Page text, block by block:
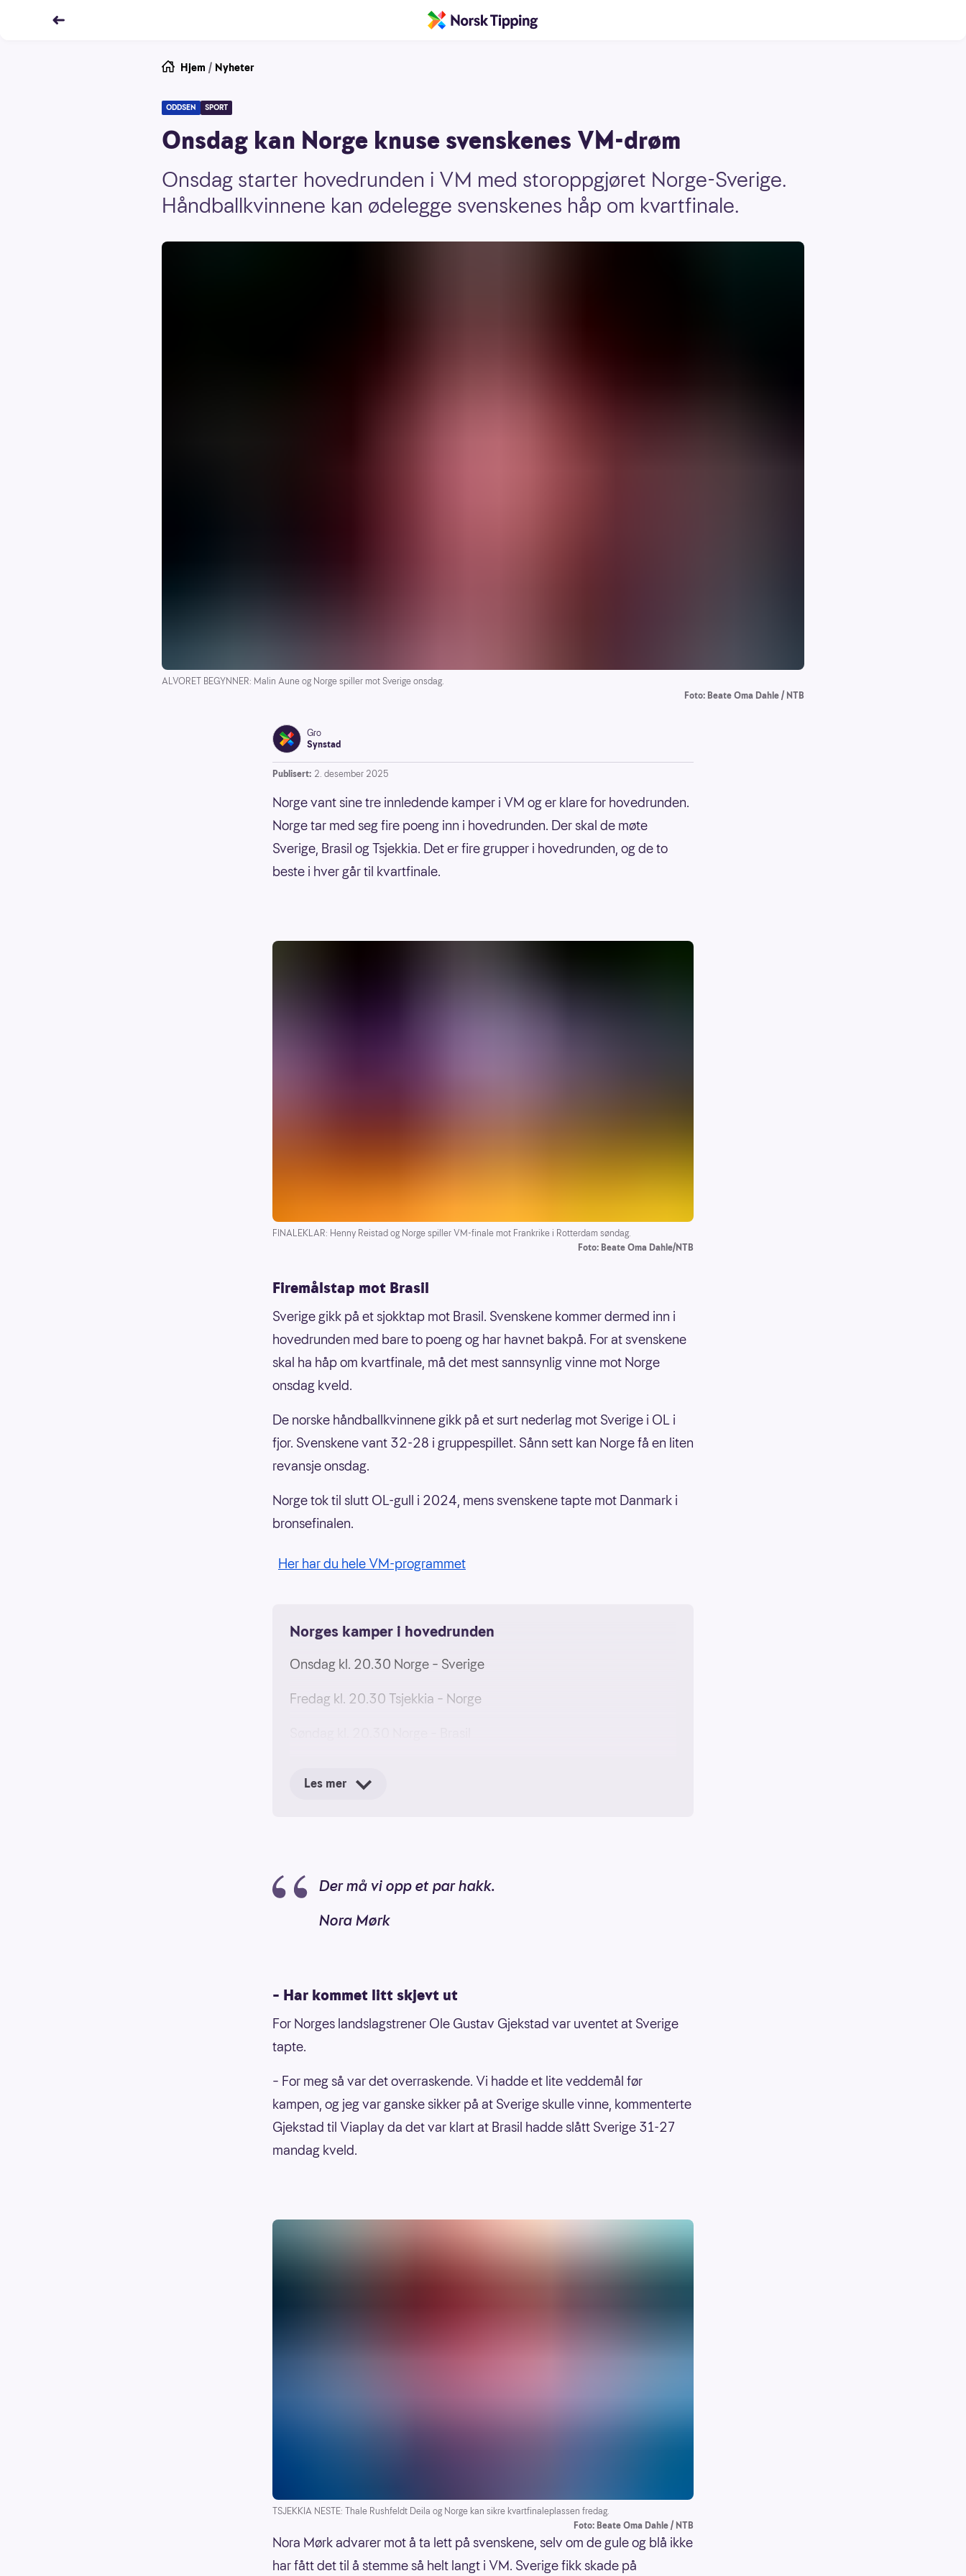
Hjem / Nyheter
ODDSEN SPORT
Onsdag kan Norge knuse svenskenes VM-drøm
Onsdag starter hovedrunden i VM med storoppgjøret Norge-Sverige.
Håndballkvinnene kan ødelegge svenskenes håp om kvartfinale.
ALVORET BEGYNNER: Malin Aune og Norge spiller mot Sverige onsdag.
Foto: Beate Oma Dahle / NTB
Gro
Synstad
Publisert: 2. desember 2025
Norge vant sine tre innledende kamper i VM og er klare for hovedrunden.
Norge tar med seg fire poeng inn i hovedrunden. Der skal de møte
Sverige, Brasil og Tsjekkia. Det er fire grupper i hovedrunden, og de to
beste i hver går til kvartfinale.
FINALEKLAR: Henny Reistad og Norge spiller VM-finale mot Frankrike i Rotterdam søndag.
Foto: Beate Oma Dahle/NTB
Firemålstap mot Brasil
Sverige gikk på et sjokktap mot Brasil. Svenskene kommer dermed inn i
hovedrunden med bare to poeng og har havnet bakpå. For at svenskene
skal ha håp om kvartfinale, må det mest sannsynlig vinne mot Norge
onsdag kveld.
De norske håndballkvinnene gikk på et surt nederlag mot Sverige i OL i
fjor. Svenskene vant 32-28 i gruppespillet. Sånn sett kan Norge få en liten
revansje onsdag.
Norge tok til slutt OL-gull i 2024, mens svenskene tapte mot Danmark i
bronsefinalen.
Her har du hele VM-programmet
Norges kamper i hovedrunden
Onsdag kl. 20.30 Norge – Sverige
Fredag kl. 20.30 Tsjekkia – Norge
Les mer
Der må vi opp et par hakk.
Nora Mørk
– Har kommet litt skjevt ut
For Norges landslagstrener Ole Gustav Gjekstad var uventet at Sverige
tapte.
– For meg så var det overraskende. Vi hadde et lite veddemål før
kampen, og jeg var ganske sikker på at Sverige skulle vinne, kommenterte
Gjekstad til Viaplay da det var klart at Brasil hadde slått Sverige 31-27
mandag kveld.
TSJEKKIA NESTE: Thale Rushfeldt Deila og Norge kan sikre kvartfinaleplassen fredag.
Foto: Beate Oma Dahle / NTB
Nora Mørk advarer mot å ta lett på svenskene, selv om de gule og blå ikke
har fått det til å stemme så helt langt i VM. Sverige fikk skade på